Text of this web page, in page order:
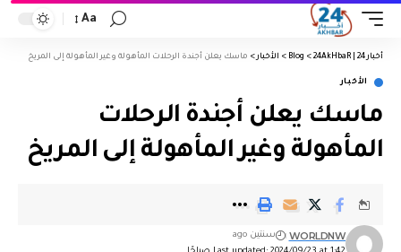
Aa
أخبار 24 | 24AkHbaR >
Blog
> الأخبار > ماسك يعلن أجندة الرحلات المأهولة وغير المأهولة إلى المريخ
الأخبار
ماسك يعلن أجندة الرحلات
المأهولة وغير المأهولة إلى المريخ
WORLDNW سنتين ago